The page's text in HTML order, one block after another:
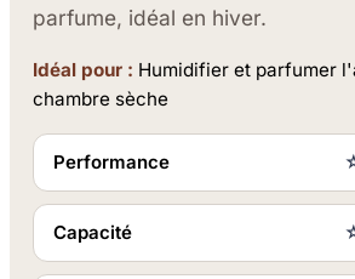
parfume, idéal en hiver.
Idéal pour : Humidifier et parfumer
chambre sèche
Performance
Capacité